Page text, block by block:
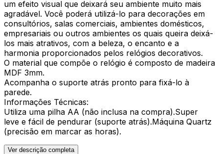
um efeito visual que deixará seu ambiente muito mais
agradável. Você poderá utilizá-lo para decorações em
consultórios, salas comerciais, ambientes domésticos,
empresariais ou outros ambientes os quais queira deixá-
los mais atrativos, com a beleza, o encanto e a
harmonia proporcionados pelos relógios decorativos.
O material que compõe o relógio é composto de madeira
MDF 3mm.
Acompanha o suporte atrás pronto para fixá-lo à
parede.
Informações Técnicas:
Utiliza uma pilha AA (não inclusa na compra).Super
leve e fácil de pendurar (suporte atrás).Máquina Quartz
(precisão em marcar as horas).
Ver descrição completa